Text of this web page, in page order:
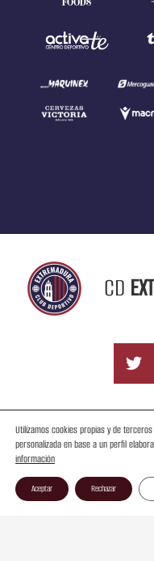
CD
Utilizamos cookies propias y de
personalizada en base a un perfil
información
Aceptar Rechazar